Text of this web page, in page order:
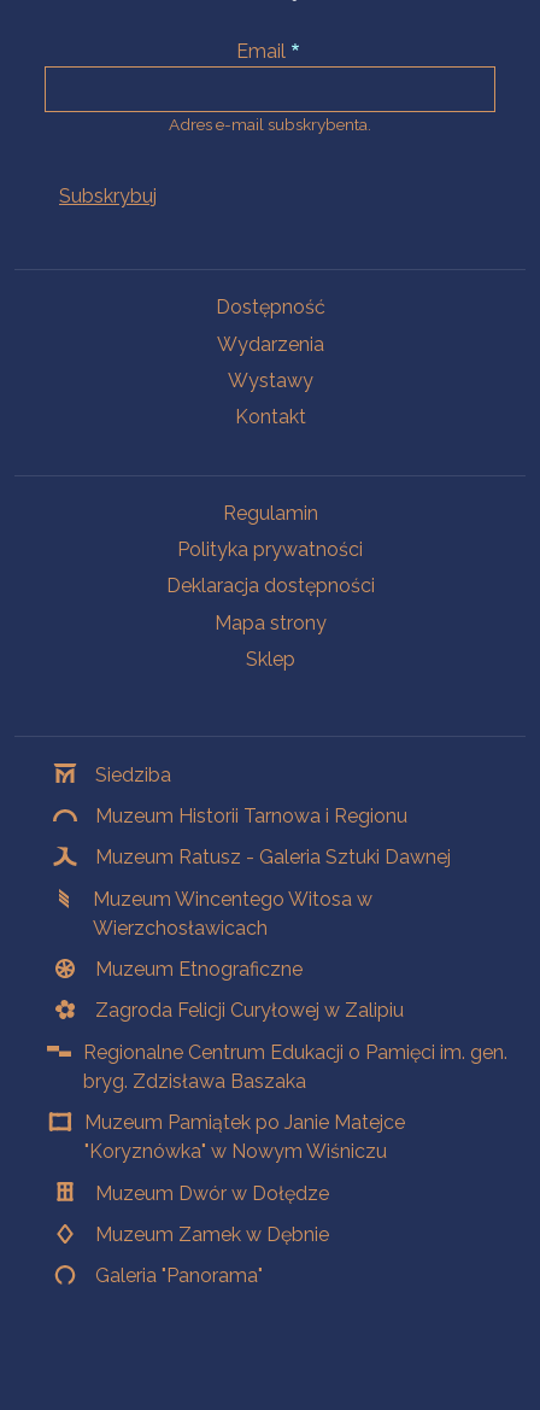
Email
Adres e-mail subskrybenta.
Dostępność
Wydarzenia
Wystawy
Kontakt
Regulamin
Polityka prywatności
Deklaracja dostępności
Mapa strony
Sklep
Siedziba
Muzeum Historii Tarnowa i Regionu
Muzeum Ratusz - Galeria Sztuki Dawnej
Muzeum Wincentego Witosa w
Wierzchosławicach
Muzeum Etnograficzne
Zagroda Felicji Curyłowej w Zalipiu
Regionalne Centrum Edukacji o Pamięci im. gen.
bryg. Zdzisława Baszaka
Muzeum Pamiątek po Janie Matejce
"Koryznówka" w Nowym Wiśniczu
Muzeum Dwór w Dołędze
Muzeum Zamek w Dębnie
Galeria "Panorama"